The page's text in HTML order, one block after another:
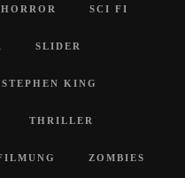
SCI FI
SLIDER
STEPHEN KING
THRILLER
ZOMBIES